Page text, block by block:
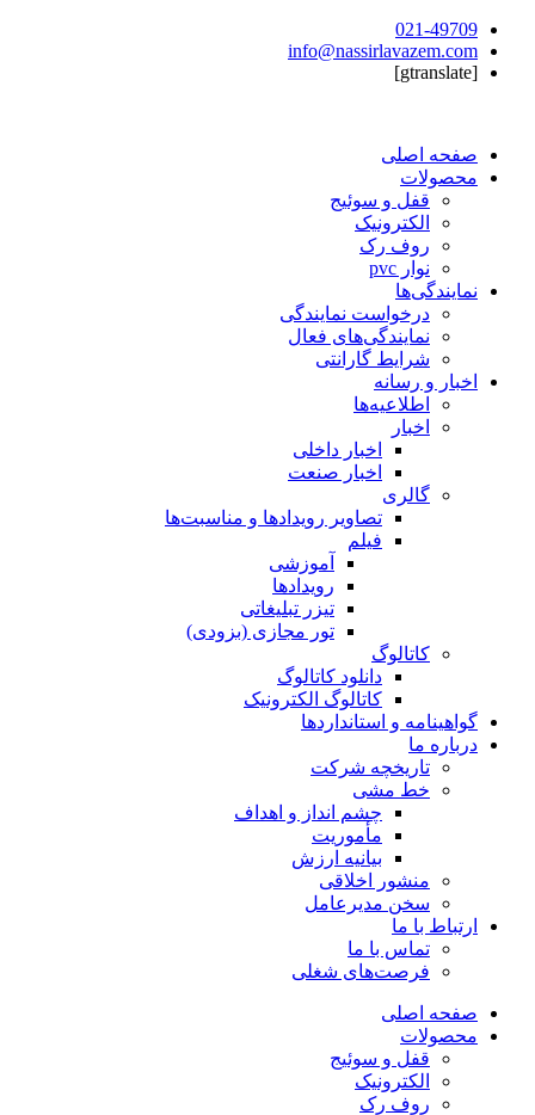
021-49709
info@nassirlavazem.com
[gtranslate]
صفحه اصلی
محصولات
قفل و سوئیج
الکترونیک
روف رک
نوار pvc
نمایندگی‌ها
درخواست نمایندگی
نمایندگی‌های فعال
شرایط گارانتی
اخبار و رسانه
اطلاعیه‌ها
اخبار
اخبار داخلی
اخبار صنعت
گالری
تصاویر رویدادها و مناسبت‌ها
فیلم
آموزشی
رویدادها
تیزر تبلیغاتی
تور مجازی (بزودی)
کاتالوگ
دانلود کاتالوگ
کاتالوگ الکترونیک
گواهینامه و استانداردها
درباره ما
تاریخچه شرکت
خط مشی
چشم انداز و اهداف
مأموریت
بیانیه ارزش
منشور اخلاقی
سخن مدیرعامل
ارتباط با ما
تماس با ما
فرصت‌های شغلی
صفحه اصلی
محصولات
قفل و سوئیج
الکترونیک
روف رک